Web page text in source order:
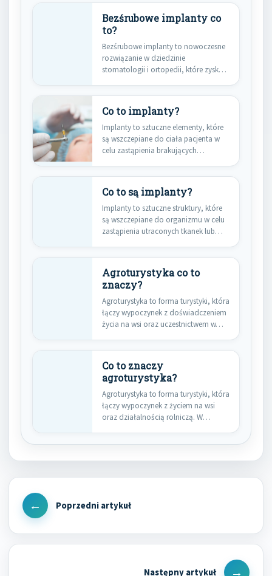
Bezśrubowe implanty co
to?
Bezśrubowe implanty to nowoczesne
rozwiązanie w dziedzinie
stomatologii i ortopedii, które zyskuje
Co to implanty?
Implanty to sztuczne elementy, które
są wszczepiane do ciała pacjenta w
celu zastąpienia brakujących
Co to są implanty?
Implanty to sztuczne struktury, które
są wszczepiane do organizmu w celu
zastąpienia utraconych tkanek lub…
Agroturystyka co to
znaczy?
Agroturystyka to forma turystyki, która
łączy wypoczynek z doświadczeniem
życia na wsi oraz uczestnictwem w…
Co to znaczy
agroturystyka?
Agroturystyka to forma turystyki, która
łączy wypoczynek z życiem na wsi
oraz działalnością rolniczą. W…
Nawigacja
wpisu
Previous